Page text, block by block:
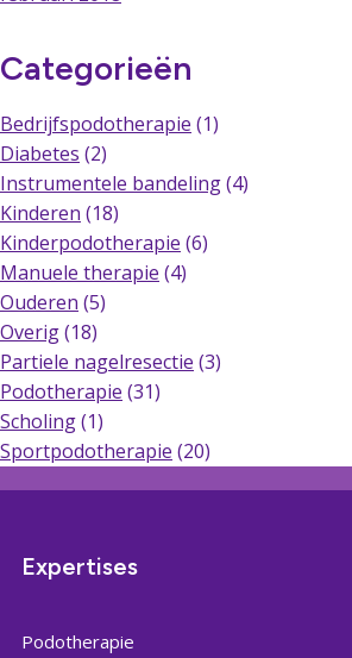
Categorieën
Bedrijfspodotherapie (1)
Diabetes (2)
Instrumentele bandeling(4)
Kinderen (18)
Kinderpodotherapie (6)
Manuele therapie (4)
Ouderen (5)
Overig(18)
Partiele nagelresectie (3)
Podotherapie (31)
Scholing(1)
Sportpodotherapie (20)
Expertises
Podotherapie